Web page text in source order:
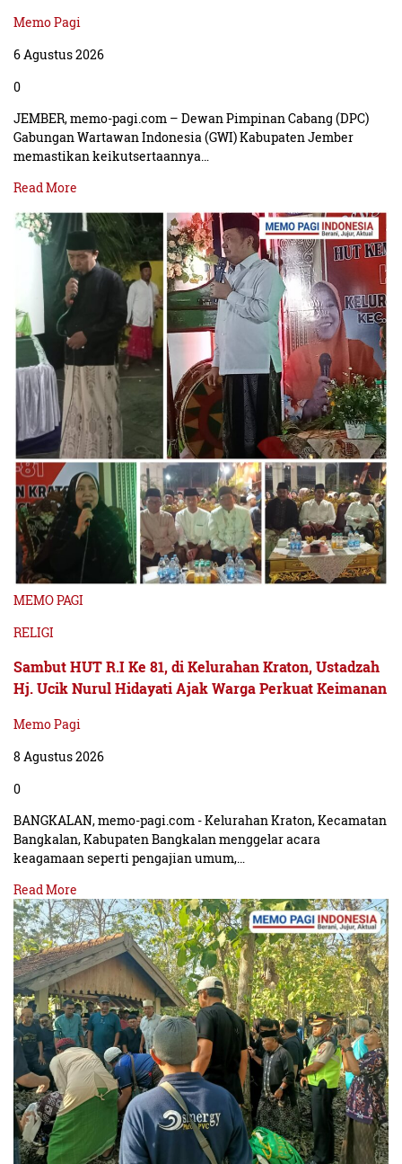
Memo Pagi
6 Agustus 2026
0
JEMBER, memo-pagi.com – Dewan Pimpinan Cabang (DPC)
Gabungan Wartawan Indonesia (GWI) Kabupaten Jember
memastikan keikutsertaannya…
Read More
MEMO PAGI
RELIGI
Sambut HUT R.I Ke 81, di Kelurahan Kraton, Ustadzah
Hj. Ucik Nurul Hidayati Ajak Warga Perkuat Keimanan
Memo Pagi
8 Agustus 2026
0
BANGKALAN, memo-pagi.com - Kelurahan Kraton, Kecamatan
Bangkalan, Kabupaten Bangkalan menggelar acara
keagamaan seperti pengajian umum,…
Read More